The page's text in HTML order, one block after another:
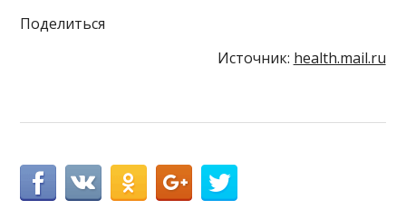
Поделиться
Источник: health.mail.ru